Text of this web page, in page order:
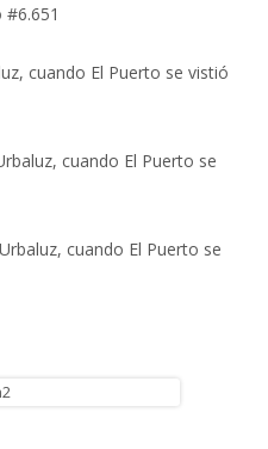
cuando El Puerto se vistió
cuando El Puerto se
Urbaluz, cuando El Puerto se